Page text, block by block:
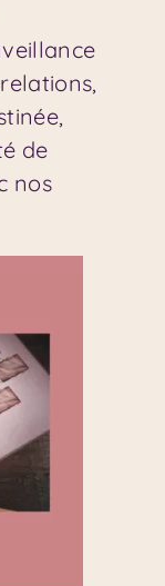
de
nos